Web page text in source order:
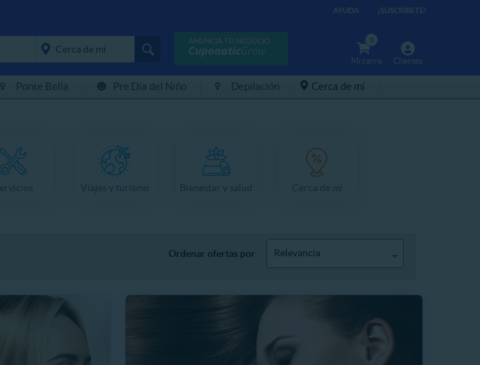
AYUDA ¡SUSCRÍBETE!
ANUNCIA TU NEGOCIO
Clientes
0
Mi carro
Ponte Bella Pre Día del Niño Depilación Cerca de mí
Ordenar ofertas por Relevancia